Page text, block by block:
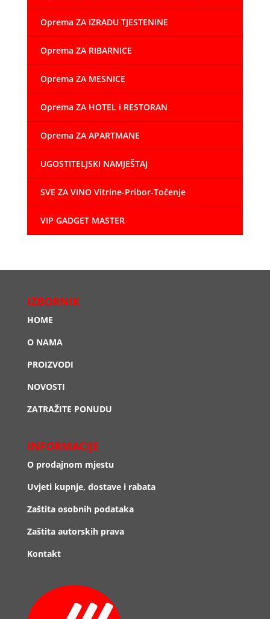
Oprema ZA IZRADU TJESTENINE
Oprema ZA RIBARNICE
Oprema ZA MESNICE
Oprema ZA HOTEL i RESTORAN
Oprema ZA APARTMANE
UGOSTITELJSKI NAMJEŠTAJ
SVE ZA VINO Vitrine-Pribor-Točenje
VIP GADGET MASTER
IZBORNIK
HOME
O NAMA
PROIZVODI
NOVOSTI
ZATRAŽITE PONUDU
INFORMACIJE
O prodajnom mjestu
Uvjeti kupnje, dostave i rabata
Zaštita osobnih podataka
Zaštita autorskih prava
Kontakt